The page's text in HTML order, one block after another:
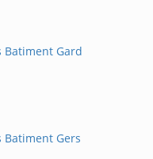
Batiment Gard
Batiment Gers